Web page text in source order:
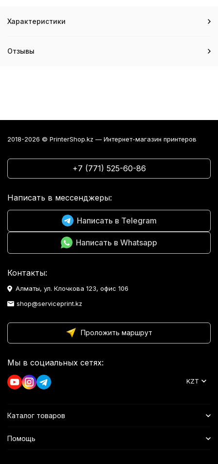
Характеристики
Отзывы
2018-2026 © PrinterShop.kz — Интернет-магазин принтеров
+7 (771) 525-60-86
Написать в мессенджеры:
Написать в Telegram
Написать в Whatsapp
Контакты:
Алматы, ул. Клочкова 123, офис 106
shop@serviceprint.kz
Проложить маршрут
Мы в социальных сетях:
KZT
Каталог товаров
Помощь